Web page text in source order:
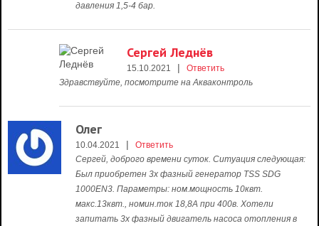
давления 1,5-4 бар.
Сергей Леднёв
15.10.2021 |
Ответить
Здравствуйте, посмотрите на Акваконтроль
Олег
10.04.2021 |
Ответить
Сергей, доброго времени суток. Ситуация следующая:
Был приобретен 3х фазный генератор TSS SDG
1000EN3. Параметры: ном.мощность 10квт.
макс.13квт., номин.ток 18,8А при 400в. Хотели
запитать 3х фазный двигатель насоса отопления в